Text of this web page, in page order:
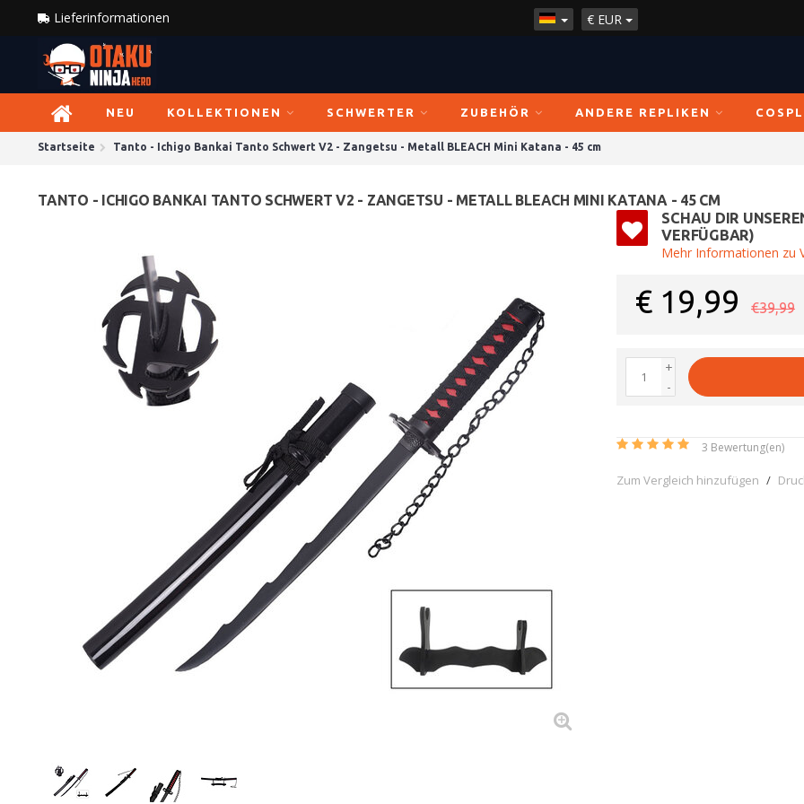
Lieferinformationen € EUR
NEU KOLLEKTIONEN SCHWERTER ZUBEHÖR ANDERE REPLIKEN
Startseite Tanto - Ichigo Bankai Tanto Schwert V2 - Zangetsu - Metall BLEACH Mini Katana - 45 cm
TANTO - ICHIGO BANKAI TANTO SCHWERT V2 - ZANGETSU - METALL BLEACH MINI KATANA - 45 CM
SCHAU DIR
VERFÜGBAR)
Mehr Informationen zu
€ 19,99 €39,99
+
-
3 Bewertung(en)
Zum Vergleich hinzufügen /